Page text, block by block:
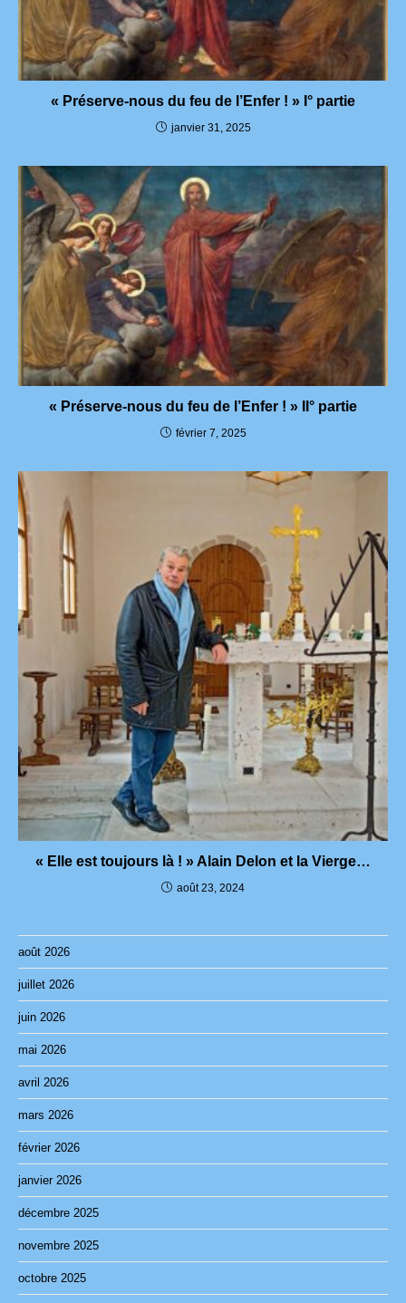
« Préserve-nous du feu de l’Enfer ! » I° partie
janvier 31, 2025
« Préserve-nous du feu de l’Enfer ! » II° partie
février 7, 2025
« Elle est toujours là ! » Alain Delon et la Vierge…
août 23, 2024
août 2026
juillet 2026
juin 2026
mai 2026
avril 2026
mars 2026
février 2026
janvier 2026
décembre 2025
novembre 2025
octobre 2025